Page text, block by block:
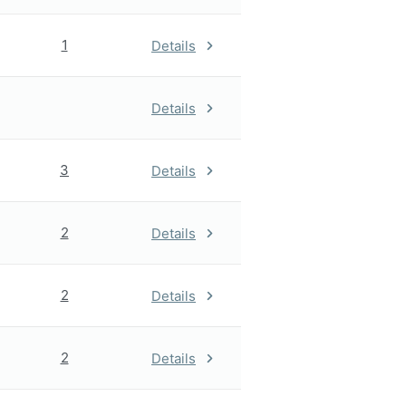
1 Details
Details
3 Details
2 Details
2 Details
2 Details